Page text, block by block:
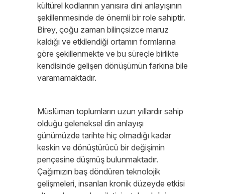
kültürel kodlarının yanısıra dini anlayışının
şekillenmesinde de önemli bir role sahiptir.
Birey, çoğu zaman bilinçsizce maruz
kaldığı ve etkilendiği ortamın formlarına
göre şekillenmekte ve bu süreçle birlikte
kendisinde gelişen dönüşümün farkına bile
varamamaktadır.
Müslüman toplumların uzun yıllardır sahip
olduğu geleneksel din anlayışı
günümüzde tarihte hiç olmadığı kadar
keskin ve dönüştürücü bir değişimin
pençesine düşmüş bulunmaktadır.
Çağımızın baş döndüren teknolojik
gelişmeleri, insanları kronik düzeyde etkisi